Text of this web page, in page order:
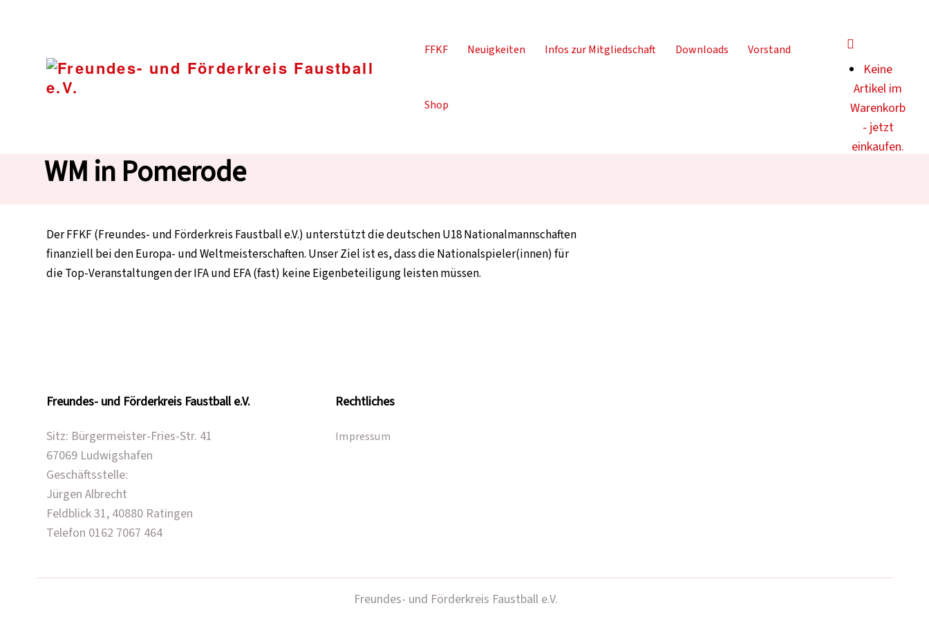
FFKF Neuigkeiten Infos zur Mitgliedschaft Downloads Vorstand
Shop
Keine
Artikel im
Warenkorb
- jetzt
einkaufen.
WM in Pomerode
Der FFKF (Freundes- und Förderkreis Faustball e.V.) unterstützt die deutschen U18 Nationalmannschaften
finanziell bei den Europa- und Weltmeisterschaften. Unser Ziel ist es, dass die Nationalspieler(innen) für
die Top-Veranstaltungen der IFA und EFA (fast) keine Eigenbeteiligung leisten müssen.
Freundes- und Förderkreis Faustball e.V.
Sitz: Bürgermeister-Fries-Str. 41
67069 Ludwigshafen
Geschäftsstelle:
Jürgen Albrecht
Feldblick 31, 40880 Ratingen
Telefon 0162 7067 464
Rechtliches
Impressum
Freundes- und Förderkreis Faustball e.V.